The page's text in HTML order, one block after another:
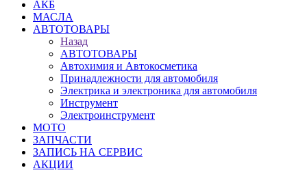
АКБ
МАСЛА
АВТОТОВАРЫ
Назад
АВТОТОВАРЫ
Автохимия и Автокосметика
Принадлежности для автомобиля
Электрика и электроника для автомобиля
Инструмент
Электроинструмент
МОТО
ЗАПЧАСТИ
ЗАПИСЬ НА СЕРВИС
АКЦИИ